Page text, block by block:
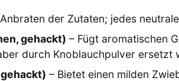
der Zutaten; jedes
gehackt) – Fügt aromatischen
durch Knoblauchpulver ersetzt
– Bietet einen milden